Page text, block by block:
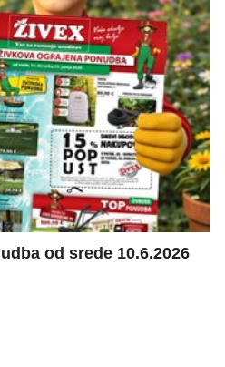
od srede 10.6.2026